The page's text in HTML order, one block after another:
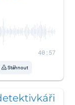
40:57
Stáhnout